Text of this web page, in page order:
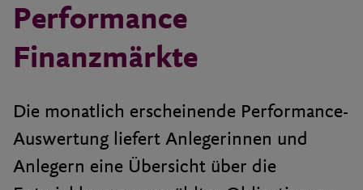
Performance
Finanzmärkte
Die monatlich erscheinende Performance-
Auswertung liefert Anlegerinnen und
Anlegern eine Übersicht über die